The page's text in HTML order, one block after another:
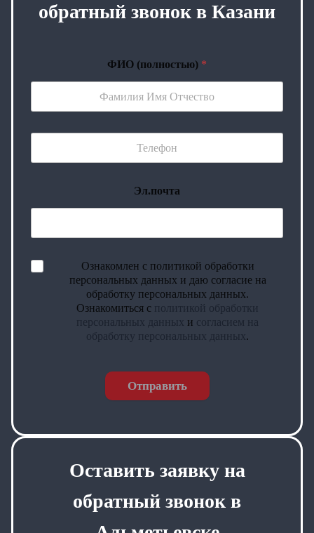
обратный звонок в Казани
ФИО (полностью) *
Эл.почта
Ознакомлен с политикой обработки
персональных данных и даю согласие на
обработку персональных данных.
Ознакомиться с политикой обработки
персональных данных и согласием на
обработку персональных данных.
Отправить
Оставить заявку на
обратный звонок в